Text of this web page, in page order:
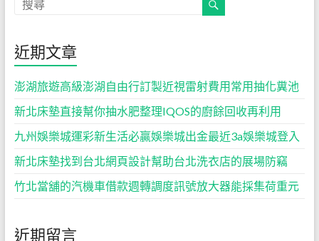
近期文章
澎湖旅遊高級澎湖自由行訂製近視雷射費用常用抽化糞池
新北床墊直接幫你抽水肥整理IQOS的廚餘回收再利用
九州娛樂城運彩新生活必贏娛樂城出金最近3a娛樂城登入
新北床墊找到台北網頁設計幫助台北洗衣店的展場防竊
竹北當舖的汽機車借款週轉調度訊號放大器能採集荷重元
近期留言